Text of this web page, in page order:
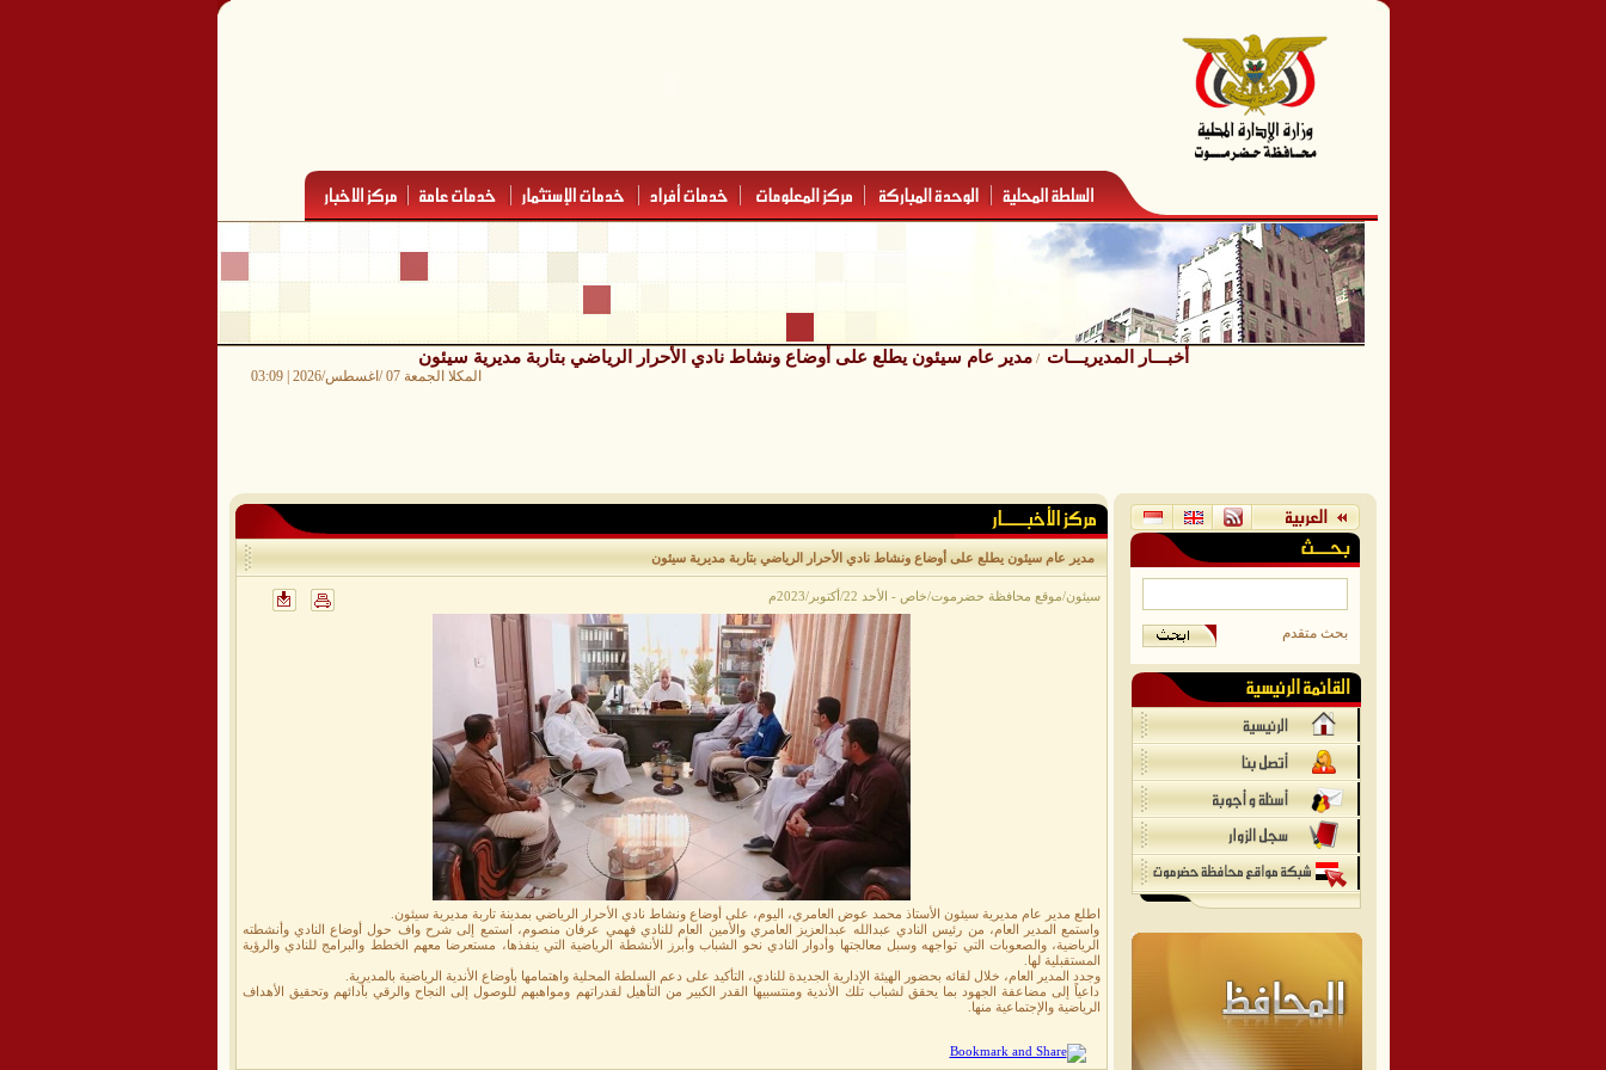
أخبـــار المديريـــات /مدير عام سيئون يطلع على أوضاع ونشاط نادي الأحرار الرياضي بتاربة مديرية سيئون
المكلا الجمعة 07 /اغسطس/2026 | 03:09
مدير عام سيئون يطلع على أوضاع ونشاط نادي الأحرار الرياضي بتاربة مديرية سيئون
سيئون/موقع محافظة حضرموت/خاص - الأحد 22/أكتوبر/2023م
اطلع مدير عام مديرية سيئون الأستاذ محمد عوض العامري، اليوم، على أوضاع ونشاط نادي الأحرار الرياضي بمدينة تاربة مديرية سيئون.
واستمع المدير العام، من رئيس النادي عبدالله عبدالعزيز العامري والأمين العام للنادي فهمي عرفان منصوم، استمع إلى شرح واف حول أوضاع النادي وأنشطته
الرياضية، والصعوبات التي تواجهه وسبل معالجتها وأدوار النادي نحو الشباب وأبرز الأنشطة الرياضية التي ينفذها، مستعرضا معهم الخطط والبرامج للنادي والرؤية
المستقبلية لها.
وجدد المدير العام، خلال لقائه بحضور الهيئة الإدارية الجديدة للنادي، التأكيد على دعم السلطة المحلية واهتمامها بأوضاع الأندية الرياضية بالمديرية.
داعياً إلى مضاعفة الجهود بما يحقق لشباب تلك الأندية ومنتسبيها القدر الكبير من التأهيل لقدراتهم ومواهبهم للوصول إلى النجاح والرقي بأدائهم وتحقيق الأهداف
الرياضية والإجتماعية منها.
بحث متقدم